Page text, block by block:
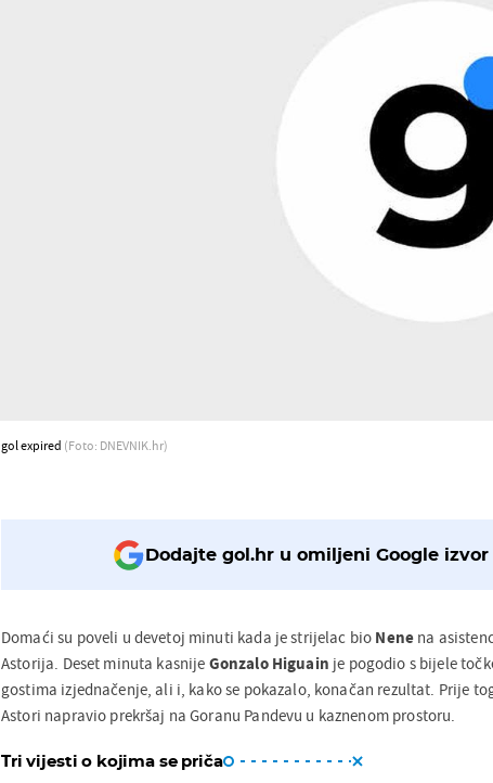
gol expired (Foto: DNEVNIK.hr)
Dodajte gol.hr u omiljeni Google izvor
Domaći su poveli u devetoj minuti kada je strijelac bio Nene na
Astorija. Deset minuta kasnije Gonzalo Higuain je pogodio s bijele
gostima izjednačenje, ali i, kako se pokazalo, konačan rezultat. Prije
Astori napravio prekršaj na Goranu Pandevu u kaznenom prostoru.
Tri vijesti o kojima se priča